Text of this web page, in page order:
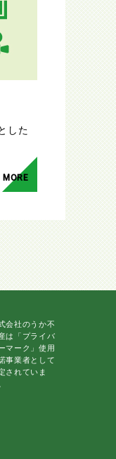
した
MORE
会社のうか不
は「プライバ
マーク」使用
事業者として
されていま